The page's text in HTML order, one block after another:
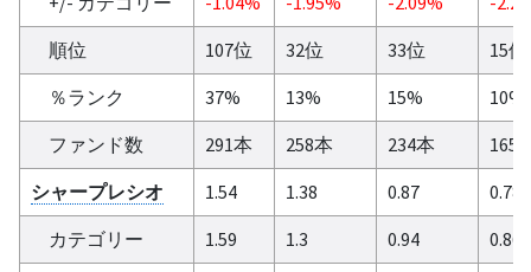
順位
107位 32位 33位
15位
％ランク
37% 13% 15%
10%
ファンド数
291本 258本 234本
165
シャープレシオ
1.54 1.38 0.87
0.78
カテゴリー
1.59 1.3 0.94
0.86